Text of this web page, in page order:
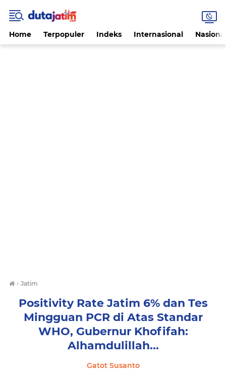
Home Terpopuler Indeks Internasional
› Jatim
Positivity Rate Jatim 6% dan Tes
Mingguan PCR di Atas Standar
WHO, Gubernur Khofifah:
Alhamdulillah...
Gatot Susanto